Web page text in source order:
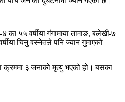
का ५५ वर्षीया गंगामाया तामाङ, बलेखी-७
चिनु बस्नेतले पनि ज्यान गुमाएको
क्रममा ३ जनाको मृत्यु भएको हो। बसका